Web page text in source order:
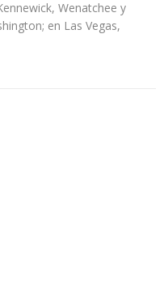
Wenatchee y
en Las Vegas,